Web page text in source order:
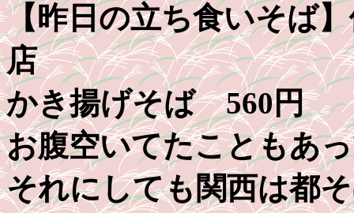
【昨日の立ち食いそば
店
かき揚げそば 560円
お腹空いてたこともあ
それにしても関西は都